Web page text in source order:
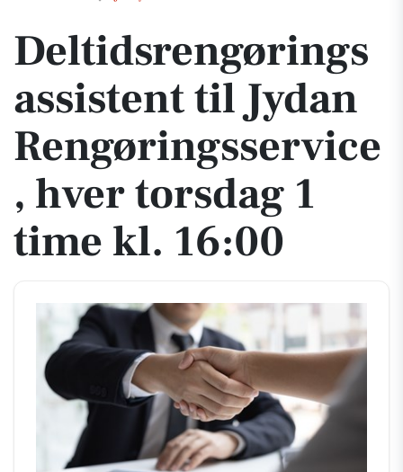
Deltidsrengørings
assistent til Jydan
Rengøringsservice
, hver torsdag 1
time kl. 16:00